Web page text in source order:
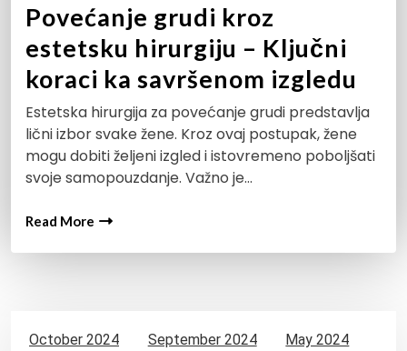
Povećanje grudi kroz
estetsku hirurgiju – Ključni
koraci ka savršenom izgledu
Estetska hirurgija za povećanje grudi predstavlja
lični izbor svake žene. Kroz ovaj postupak, žene
mogu dobiti željeni izgled i istovremeno poboljšati
svoje samopouzdanje. Važno je…
Read More
October 2024 September 2024
May 2024